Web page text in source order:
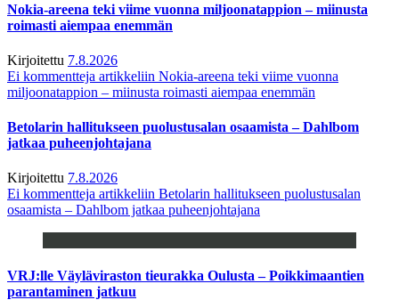
Nokia-areena teki viime vuonna miljoonatappion – miinusta
roimasti aiempaa enemmän
Kirjoitettu 7.8.2026
Ei kommentteja artikkeliin Nokia-areena teki viime vuonna
miljoonatappion – miinusta roimasti aiempaa enemmän
Betolarin hallitukseen puolustusalan osaamista – Dahlbom
jatkaa puheenjohtajana
Kirjoitettu 7.8.2026
Ei kommentteja artikkeliin Betolarin hallitukseen puolustusalan
osaamista – Dahlbom jatkaa puheenjohtajana
VRJ:lle Väyläviraston tieurakka Oulusta – Poikkimaantien
parantaminen jatkuu